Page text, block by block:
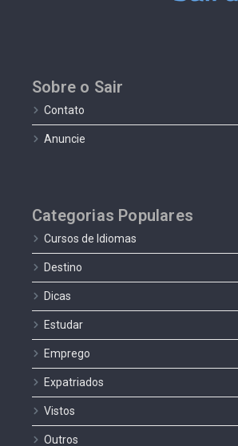
Sobre o Sair
Contato
Anuncie
Categorias Populares
Cursos de Idiomas
Destino
Dicas
Estudar
Emprego
Expatriados
Vistos
Outros